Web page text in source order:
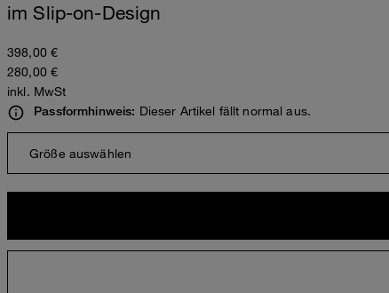
im Slip-on-Design
398,00 €
280,00 €
inkl. MwSt
Passformhinweis: Dieser Artikel fällt normal aus.
Größe auswählen